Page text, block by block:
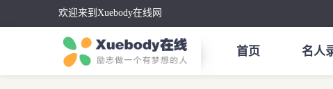
欢迎来到Xuebody在线网
首页 名人